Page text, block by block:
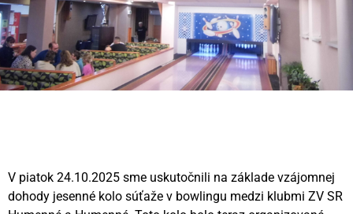
V piatok 24.10.2025 sme uskutočnili na základe vzájomnej
dohody jesenné kolo súťaže v bowlingu medzi klubmi ZV SR